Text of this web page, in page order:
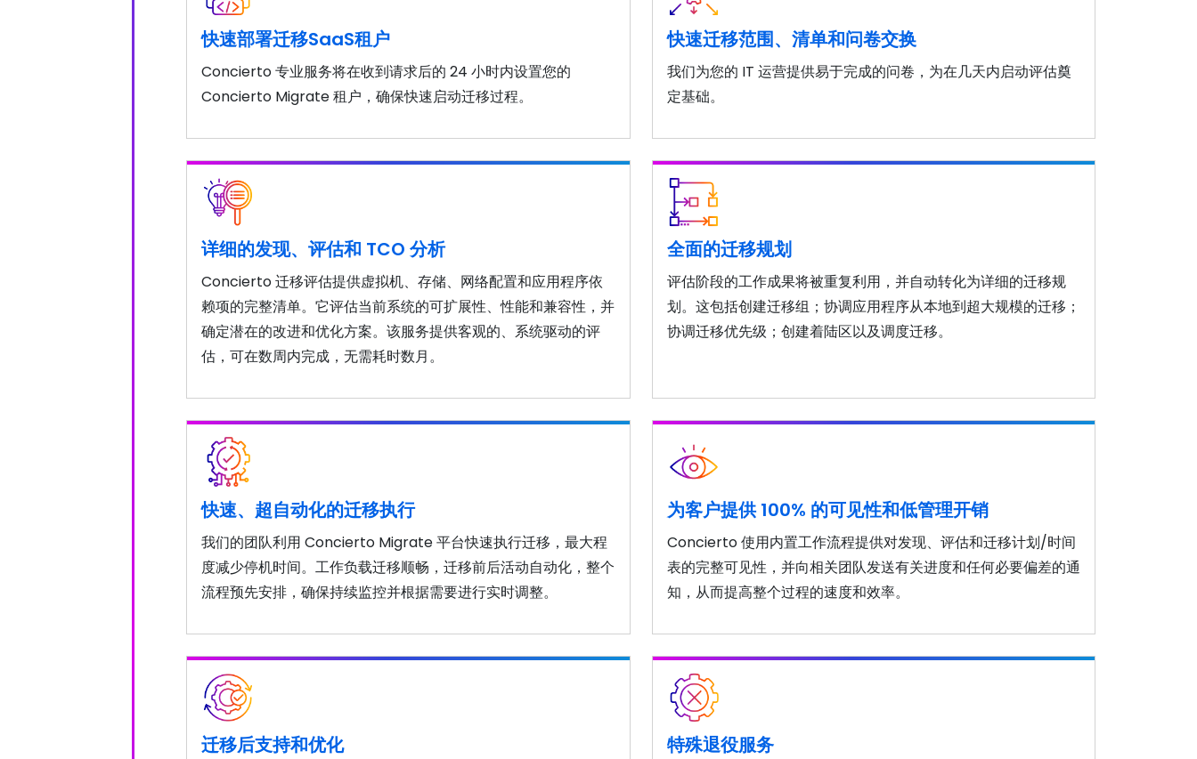
快速部署迁移SaaS租户
Concierto 专业服务将在收到请求后的 24 小时内设置您的
Concierto Migrate 租户，确保快速启动迁移过程。
快速迁移范围、清单和问卷交换
我们为您的 IT 运营提供易于完成的问卷，为在几天内启动评估奠
定基础。
详细的发现、评估和 TCO 分析
Concierto 迁移评估提供虚拟机、存储、网络配置和应用程序依
赖项的完整清单。它评估当前系统的可扩展性、性能和兼容性，并
确定潜在的改进和优化方案。该服务提供客观的、系统驱动的评
估，可在数周内完成，无需耗时数月。
全面的迁移规划
评估阶段的工作成果将被重复利用，并自动转化为详细的迁移规
划。这包括创建迁移组；协调应用程序从本地到超大规模的迁移；
协调迁移优先级；创建着陆区以及调度迁移。
快速、超自动化的迁移执行
我们的团队利用 Concierto Migrate 平台快速执行迁移，最大程
度减少停机时间。工作负载迁移顺畅，迁移前后活动自动化，整个
流程预先安排，确保持续监控并根据需要进行实时调整。
为客户提供 100% 的可见性和低管理开销
Concierto 使用内置工作流程提供对发现、评估和迁移计划/时间
表的完整可见性，并向相关团队发送有关进度和任何必要偏差的通
知，从而提高整个过程的速度和效率。
迁移后支持和优化 特殊退役服务